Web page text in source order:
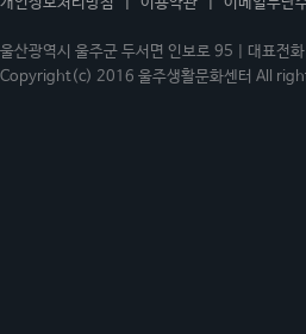
울산광역시 울주군 두서면 인보로 95 | 대
Copyright(c) 2016 울주생활문화센터 All